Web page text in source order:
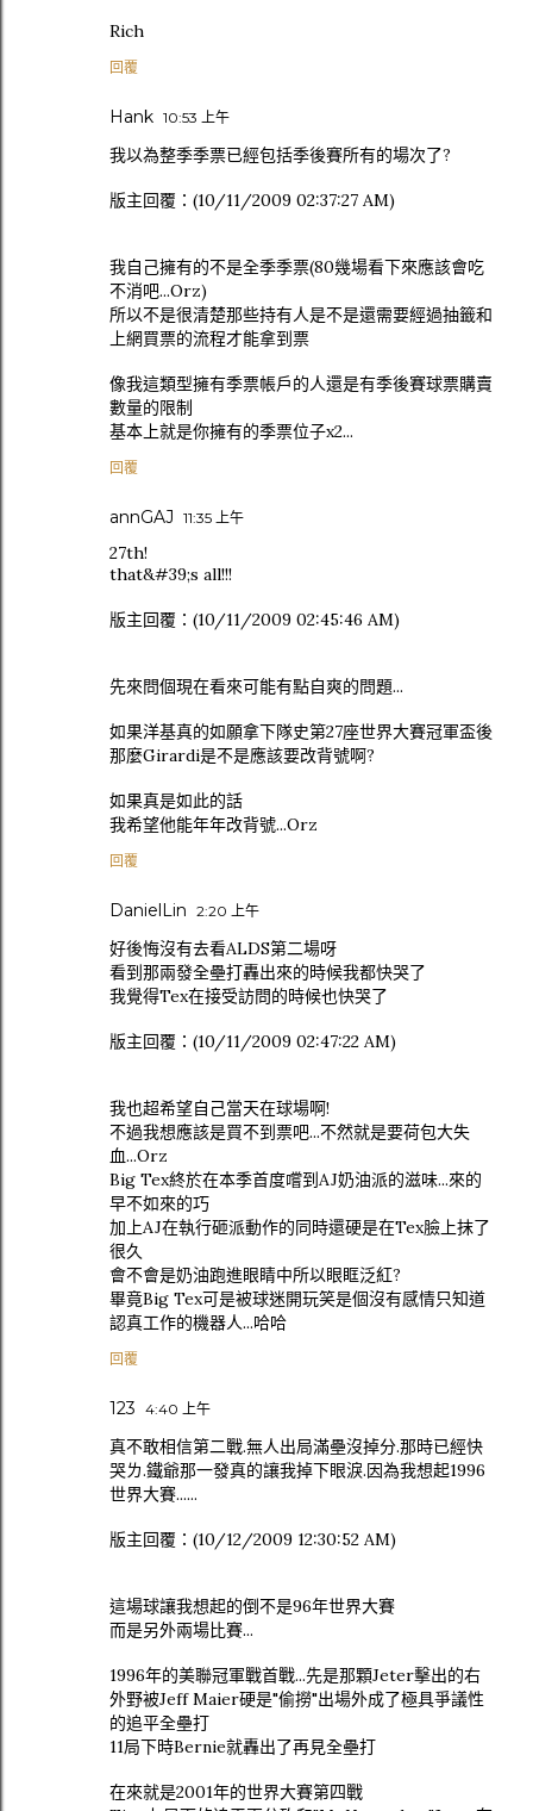
Rich
回覆
Hank 10:53 上午
我以為整季季票已經包括季後賽所有的場次了?
版主回覆：(10/11/2009 02:37:27 AM)
我自己擁有的不是全季季票(80幾場看下來應該會吃
不消吧...Orz)
所以不是很清楚那些持有人是不是還需要經過抽籤和
上網買票的流程才能拿到票
像我這類型擁有季票帳戶的人還是有季後賽球票購賣
數量的限制
基本上就是你擁有的季票位子x2...
回覆
annGAJ 11:35 上午
27th!
that&#39;s all!!!
版主回覆：(10/11/2009 02:45:46 AM)
先來問個現在看來可能有點自爽的問題...
如果洋基真的如願拿下隊史第27座世界大賽冠軍盃後
那麼Girardi是不是應該要改背號啊?
如果真是如此的話
我希望他能年年改背號...Orz
回覆
DanielLin 2:20 上午
好後悔沒有去看ALDS第二場呀
看到那兩發全壘打轟出來的時候我都快哭了
我覺得Tex在接受訪問的時候也快哭了
版主回覆：(10/11/2009 02:47:22 AM)
我也超希望自己當天在球場啊!
不過我想應該是買不到票吧...不然就是要荷包大失
血...Orz
Big Tex終於在本季首度嚐到AJ奶油派的滋味...來的
早不如來的巧
加上AJ在執行砸派動作的同時還硬是在Tex臉上抹了
很久
會不會是奶油跑進眼睛中所以眼眶泛紅?
畢竟Big Tex可是被球迷開玩笑是個沒有感情只知道
認真工作的機器人...哈哈
回覆
123 4:40 上午
真不敢相信第二戰.無人出局滿壘沒掉分.那時已經快
哭ㄌ.鐵爺那一發真的讓我掉下眼淚.因為我想起1996
世界大賽......
版主回覆：(10/12/2009 12:30:52 AM)
這場球讓我想起的倒不是96年世界大賽
而是另外兩場比賽...
1996年的美聯冠軍戰首戰...先是那顆Jeter擊出的右
外野被Jeff Maier硬是"偷撈"出場外成了極具爭議性
的追平全壘打
11局下時Bernie就轟出了再見全壘打
在來就是2001年的世界大賽第四戰